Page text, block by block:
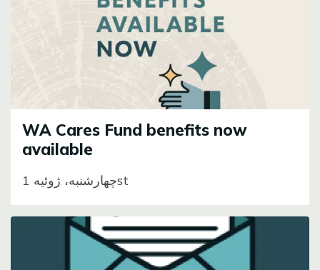
WA Cares Fund benefits now
available
چهارشنبه، ژوئیه 1st